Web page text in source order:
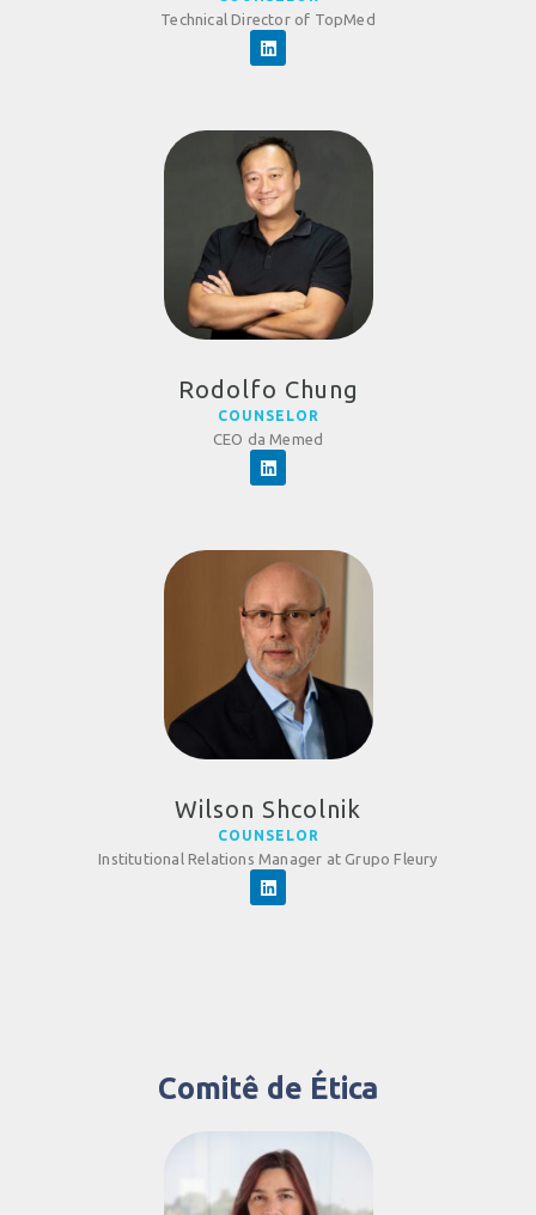
Technical Director of TopMed
Rodolfo Chung
COUNSELOR
CEO da Memed
Wilson Shcolnik
COUNSELOR
Institutional Relations Manager at Grupo Fleury
Comitê de Ética